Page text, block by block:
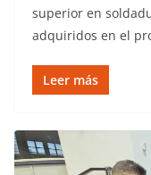
superior en
adquiridos en el
Leer más